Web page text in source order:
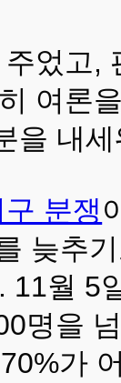
었고,
여론
을 내
분쟁
늦추
11월 5
명을
가